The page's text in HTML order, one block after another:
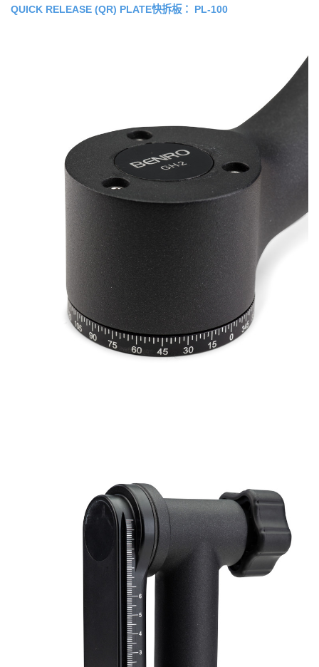
QUICK RELEASE (QR) PLATE快拆板： PL-100